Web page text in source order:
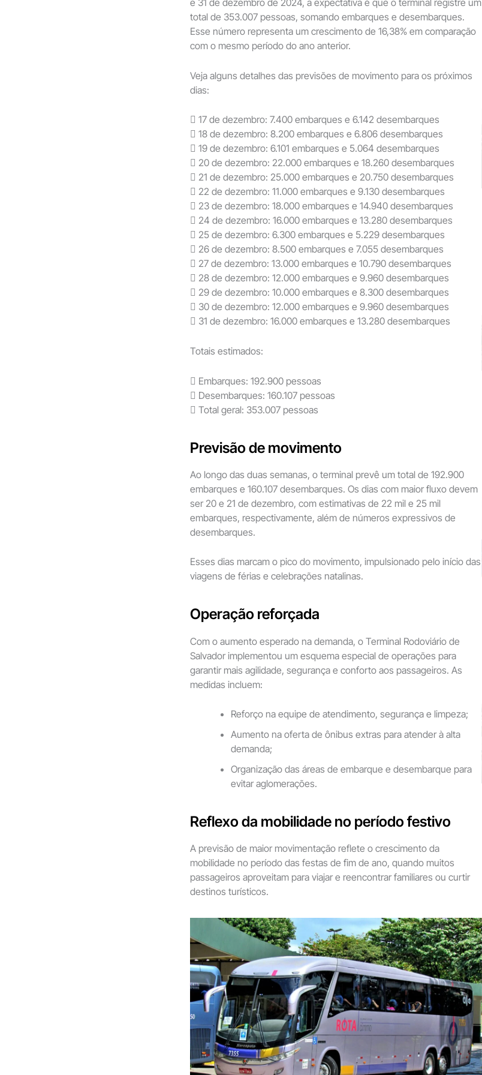
e 31 de dezembro de 2024, a expectativa é que o terminal registre um
total de 353.007 pessoas, somando embarques e desembarques.
Esse número representa um crescimento de 16,38% em comparação
com o mesmo período do ano anterior.
Veja alguns detalhes das previsões de movimento para os próximos
dias:
 17 de dezembro: 7.400 embarques e 6.142 desembarques
 18 de dezembro: 8.200 embarques e 6.806 desembarques
 19 de dezembro: 6.101 embarques e 5.064 desembarques
 20 de dezembro: 22.000 embarques e 18.260 desembarques
 21 de dezembro: 25.000 embarques e 20.750 desembarques
 22 de dezembro: 11.000 embarques e 9.130 desembarques
 23 de dezembro: 18.000 embarques e 14.940 desembarques
 24 de dezembro: 16.000 embarques e 13.280 desembarques
 25 de dezembro: 6.300 embarques e 5.229 desembarques
 26 de dezembro: 8.500 embarques e 7.055 desembarques
 27 de dezembro: 13.000 embarques e 10.790 desembarques
 28 de dezembro: 12.000 embarques e 9.960 desembarques
 29 de dezembro: 10.000 embarques e 8.300 desembarques
 30 de dezembro: 12.000 embarques e 9.960 desembarques
 31 de dezembro: 16.000 embarques e 13.280 desembarques
Totais estimados:
 Embarques: 192.900 pessoas
 Desembarques: 160.107 pessoas
 Total geral: 353.007 pessoas
Previsão de movimento
Ao longo das duas semanas, o terminal prevê um total de 192.900
embarques e 160.107 desembarques. Os dias com maior fluxo devem
ser 20 e 21 de dezembro, com estimativas de 22 mil e 25 mil
embarques, respectivamente, além de números expressivos de
desembarques.
Esses dias marcam o pico do movimento, impulsionado pelo início das
viagens de férias e celebrações natalinas.
Operação reforçada
Com o aumento esperado na demanda, o Terminal Rodoviário de
Salvador implementou um esquema especial de operações para
garantir mais agilidade, segurança e conforto aos passageiros. As
medidas incluem:
Reforço na equipe de atendimento, segurança e limpeza;
Aumento na oferta de ônibus extras para atender à alta
demanda;
Organização das áreas de embarque e desembarque para
evitar aglomerações.
Reflexo da mobilidade no período festivo
A previsão de maior movimentação reflete o crescimento da
mobilidade no período das festas de fim de ano, quando muitos
passageiros aproveitam para viajar e reencontrar familiares ou curtir
destinos turísticos.